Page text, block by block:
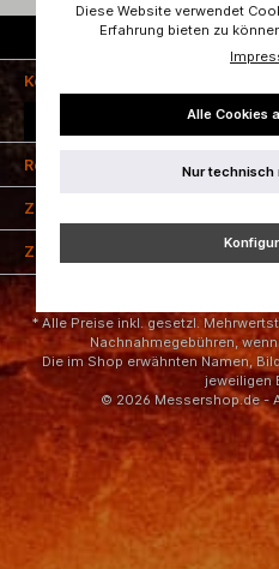
Kostenloser
Kontakt
Rechtliches
Zahlungsarten
Zertifizierung
* Alle Preise inkl. gesetzl.
Nachnahmegebühren,
Die im Shop erwähnten Namen,
jeweiligen
© 2026 Messershop.de -
Diese Website verwendet
Erfahrung bieten zu
Alle Cookies
Nur technisch